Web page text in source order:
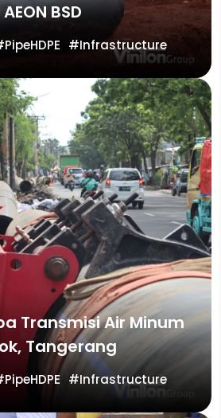
AEON BSD
PipeHDPE Infrastructure
Transmisi Air Minum
Tangerang
PipeHDPE Infrastructure